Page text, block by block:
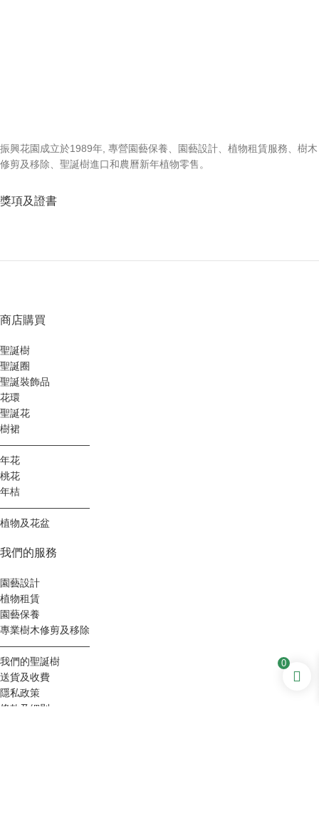
振興花園成立於1989年, 專營園藝保養、園藝設計、植物租賃服務、樹木
修剪及移除、聖誕樹進口和農曆新年植物零售。
獎項及證書
商店購買
聖誕樹
聖誕圈
聖誕裝飾品
花環
聖誕花
樹裙
—————————
年花
桃花
年桔
—————————
植物及花盆
我們的服務
園藝設計
植物租賃
園藝保養
專業樹木修剪及移除
—————————
我們的聖誕樹
送貨及收費
隱私政策
條款及細則
0